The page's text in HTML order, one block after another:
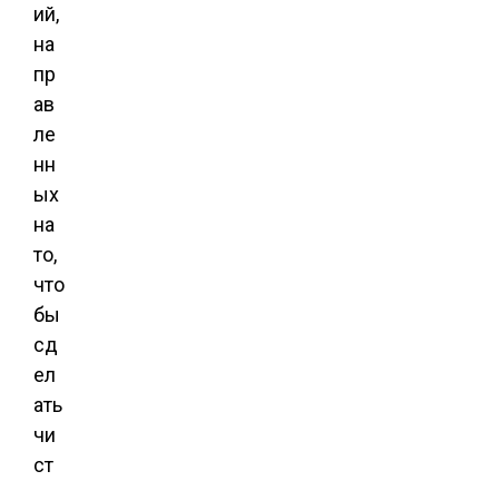
ий,
на
пр
ав
ле
нн
ых
на
то,
что
бы
сд
ел
ать
чи
ст